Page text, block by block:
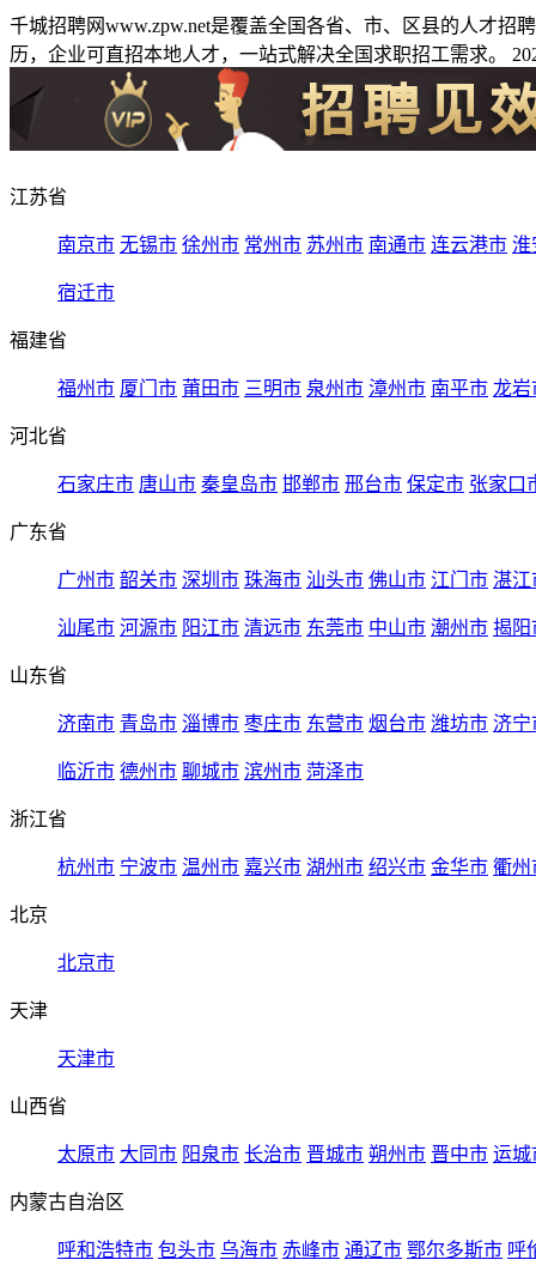
千城招聘网www.zpw.net是覆盖全国各省、市、区县的人才
历，企业可直招本地人才，一站式解决全国求职招工需求。
江苏省
南京市 无锡市 徐州市 常州市 苏州市 南通市 连云港市 淮
宿迁市
福建省
福州市 厦门市 莆田市 三明市 泉州市 漳州市 南平市 龙岩
河北省
石家庄市 唐山市 秦皇岛市 邯郸市 邢台市 保定市 张家口
广东省
广州市 韶关市 深圳市 珠海市 汕头市 佛山市 江门市 湛江
汕尾市 河源市 阳江市 清远市 东莞市 中山市 潮州市 揭阳
山东省
济南市 青岛市 淄博市 枣庄市 东营市 烟台市 潍坊市 济宁
临沂市 德州市 聊城市 滨州市 菏泽市
浙江省
杭州市 宁波市 温州市 嘉兴市 湖州市 绍兴市 金华市 衢州
北京
北京市
天津
天津市
山西省
太原市 大同市 阳泉市 长治市 晋城市 朔州市 晋中市 运城
内蒙古自治区
呼和浩特市 包头市 乌海市 赤峰市 通辽市 鄂尔多斯市 呼